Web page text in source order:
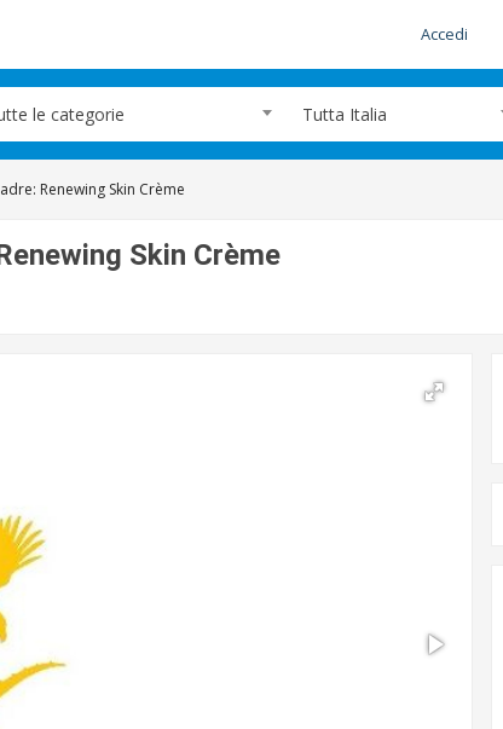
Accedi
le categorie Tutta Italia
Renewing Skin Crème
Skin Crème